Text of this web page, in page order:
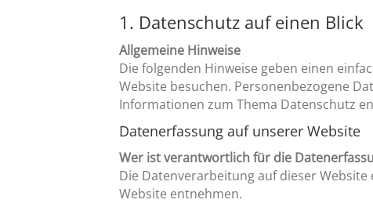
1. Datenschutz auf einen Blick
Allgemeine Hinweise
Die folgenden Hinweise geben einen
Website besuchen. Personenbezogene
Informationen zum Thema Datenschutz
Datenerfassung auf unserer Website
Wer ist verantwortlich für die
Die Datenverarbeitung auf dieser
Website entnehmen.